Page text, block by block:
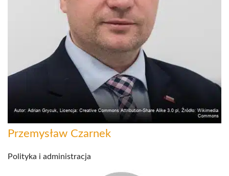
Przemysław Czarnek
Polityka i administracja